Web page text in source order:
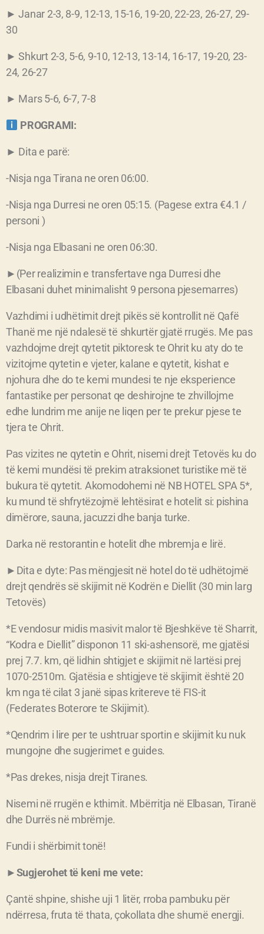
► Janar 2-3, 8-9, 12-13, 15-16, 19-20, 22-23, 26-27, 29-
30
► Shkurt 2-3, 5-6, 9-10, 12-13, 13-14, 16-17, 19-20, 23-
24, 26-27
► Mars 5-6, 6-7, 7-8
PROGRAMI:
► Dita e parë:
-Nisja nga Tirana ne oren 06:00.
-Nisja nga Durresi ne oren 05:15. (Pagese extra €4.1 /
personi )
-Nisja nga Elbasani ne oren 06:30.
►(Per realizimin e transfertave nga Durresi dhe
Elbasani duhet minimalisht 9 persona pjesemarres)
Vazhdimi i udhëtimit drejt pikës së kontrollit në Qafë
Thanë me një ndalesë të shkurtër gjatë rrugës. Me pas
vazhdojme drejt qytetit piktoresk te Ohrit ku aty do te
vizitojme qytetin e vjeter, kalane e qytetit, kishat e
njohura dhe do te kemi mundesi te nje eksperience
fantastike per personat qe deshirojne te zhvillojme
edhe lundrim me anije ne liqen per te prekur pjese te
tjera te Ohrit.
Pas vizites ne qytetin e Ohrit, nisemi drejt Tetovës ku do
të kemi mundësi të prekim atraksionet turistike më të
bukura të qytetit. Akomodohemi në NB HOTEL SPA 5*,
ku mund të shfrytëzojmë lehtësirat e hotelit si: pishina
dimërore, sauna, jacuzzi dhe banja turke.
Darka në restorantin e hotelit dhe mbremja e lirë.
►Dita e dyte: Pas mëngjesit në hotel do të udhëtojmë
drejt qendrës së skijimit në Kodrën e Diellit (30 min larg
Tetovës)
*E vendosur midis masivit malor të Bjeshkëve të Sharrit,
“Kodra e Diellit” disponon 11 ski-ashensorë, me gjatësi
prej 7.7. km, që lidhin shtigjet e skijimit në lartësi prej
1070-2510m. Gjatësia e shtigjeve të skijimit është 20
km nga të cilat 3 janë sipas kritereve të FIS-it
(Federates Boterore te Skijimit).
*Qendrim i lire per te ushtruar sportin e skijimit ku nuk
mungojne dhe sugjerimet e guides.
*Pas drekes, nisja drejt Tiranes.
Nisemi në rrugën e kthimit. Mbërritja në Elbasan, Tiranë
dhe Durrës në mbrëmje.
Fundi i shërbimit tonë!
►Sugjerohet të keni me vete:
Çantë shpine, shishe uji 1 litër, rroba pambuku për
ndërresa, fruta të thata, çokollata dhe shumë energji.